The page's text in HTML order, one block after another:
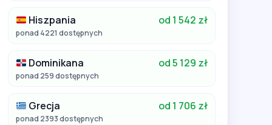
Hiszpania od 1 542 zł
ponad 4221 dostępnych
Dominikana od 5 129 zł
ponad 259 dostępnych
Grecja od 1 706 zł
ponad 2393 dostępnych